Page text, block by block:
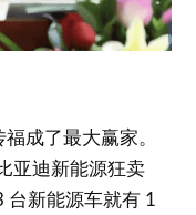
成了最大赢家。
亚迪新能源狂卖
台新能源车就有 1